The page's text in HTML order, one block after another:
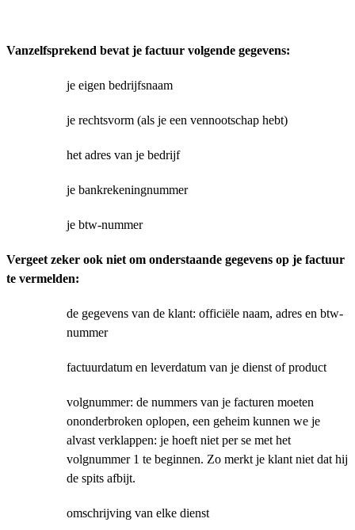
Vanzelfsprekend bevat je factuur volgende gegevens:
je eigen bedrijfsnaam
je rechtsvorm (als je een vennootschap hebt)
het adres van je bedrijf
je bankrekeningnummer
je btw-nummer
Vergeet zeker ook niet om onderstaande gegevens op je factuur
te vermelden:
de gegevens van de klant: officiële naam, adres en btw-
nummer
factuurdatum en leverdatum van je dienst of product
volgnummer: de nummers van je facturen moeten
ononderbroken oplopen, een geheim kunnen we je
alvast verklappen: je hoeft niet per se met het
volgnummer 1 te beginnen. Zo merkt je klant niet dat hij
de spits afbijt.
omschrijving van elke dienst